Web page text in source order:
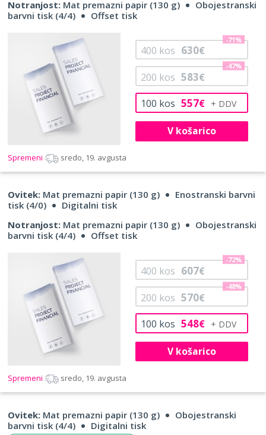
Notranjost: Mat premazni papir (130 g)
Obojestranski
barvni tisk (4/4)
Offset tisk
100 kos 557€
200 kos 583€
-47%
400 kos 630€
-71%
V košarico
Spremeni sredo, 19. avgusta
Ovitek: Mat premazni papir (130 g)
Enostranski barvni
tisk (4/0)
Digitalni tisk
Notranjost: Mat premazni papir (130 g)
Obojestranski
barvni tisk (4/4)
Offset tisk
100 kos 548€
200 kos 570€
-48%
400 kos 607€
-72%
V košarico
Spremeni sredo, 19. avgusta
Ovitek: Mat premazni papir (130 g)
Obojestranski
barvni tisk (4/4)
Digitalni tisk